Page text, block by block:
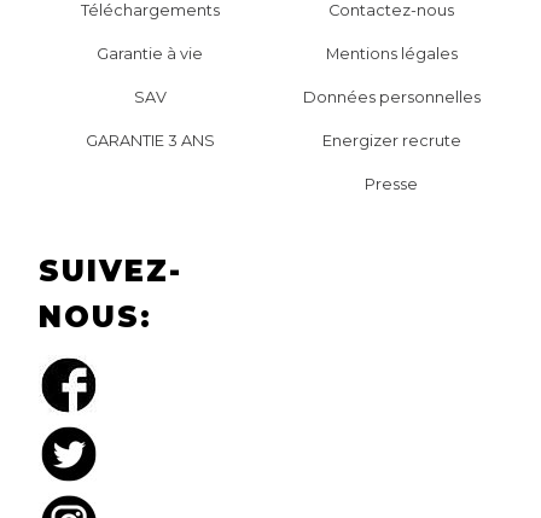
Téléchargements
Garantie à vie
SAV
GARANTIE 3 ANS
Contactez-nous
Mentions légales
Données personnelles
Energizer recrute
Presse
SUIVEZ-
NOUS: